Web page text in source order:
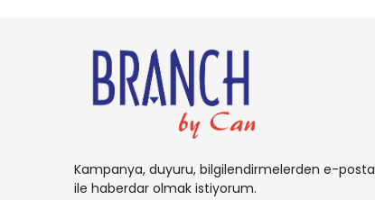
BURT'S
Cadbury
CARAMİA
Kampanya, duyuru, bilgilendirmelerden e-posta
ile haberdar olmak istiyorum.